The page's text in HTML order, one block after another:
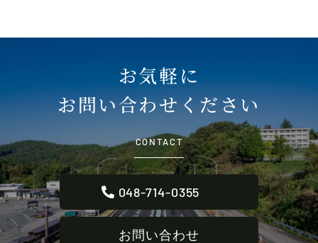
お気軽に
お問い合わせください
CONTACT
048-714-0355
お問い合わせ